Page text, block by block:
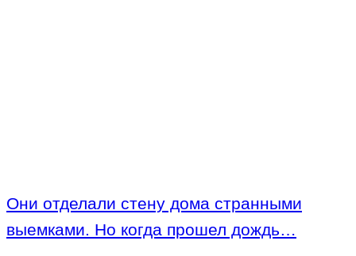
Они отделали стену дома странными
выемками. Но когда прошел дождь…